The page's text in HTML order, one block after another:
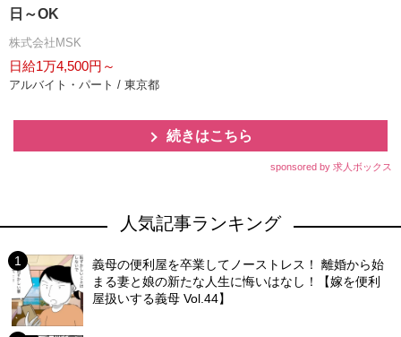
日～OK
株式会社MSK
日給1万4,500円～
アルバイト・パート / 東京都
続きはこちら
sponsored by 求人ボックス
人気記事ランキング
義母の便利屋を卒業してノーストレス！ 離婚から始
まる妻と娘の新たな人生に悔いはなし！【嫁を便利
屋扱いする義母 Vol.44】